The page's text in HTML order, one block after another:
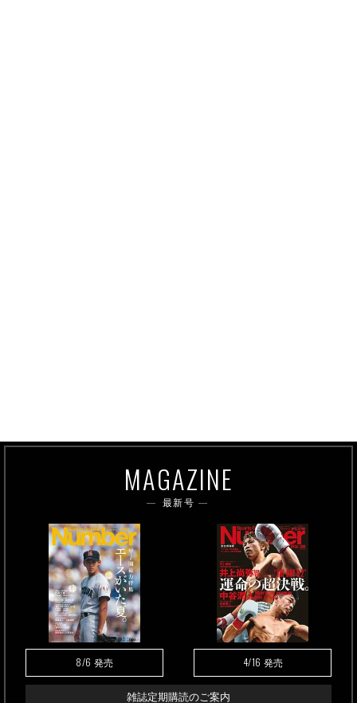
MAGAZINE
最新号
8/6 発売 4/16 発売
雑誌定期購読のご案内